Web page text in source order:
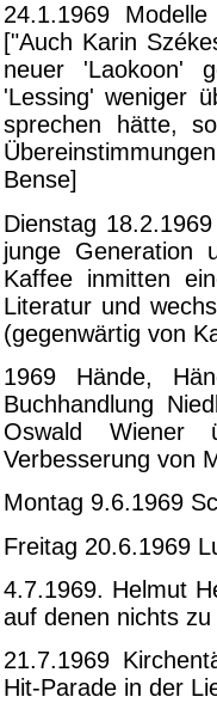
24.1.1969
["Auch Karin
neuer 'Laokoon'
'Lessing' weniger
sprechen hätte,
Bense]
Dienstag
junge Generation
Kaffee inmitten
Literatur und
(gegenwärtig von
1969 Hände,
Buchhandlung
Oswald Wiener
Verbesserung von
Montag 9.6.1969
Freitag 20.6.1969
4.7.1969. Helmut
auf denen nichts
21.7.1969
Hit-Parade in der